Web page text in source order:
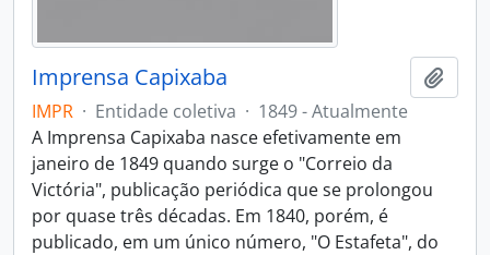
Imprensa Capixaba
IMPR · Entidade coletiva · 1849 - Atualmente
A Imprensa Capixaba nasce efetivamente em
janeiro de 1849 quando surge o "Correio da
Victória", publicação periódica que se prolongou
por quase três décadas. Em 1840, porém, é
publicado, em um único número, "O Estafeta", do